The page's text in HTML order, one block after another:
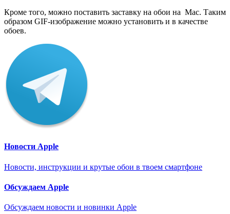
Кроме того, можно поставить заставку на обои на Mac. Таким
образом GIF-изображение можно установить и в качестве
обоев.
Новости Apple
Новости, инструкции и крутые обои в твоем смартфоне
Обсуждаем Apple
Обсуждаем новости и новинки Apple